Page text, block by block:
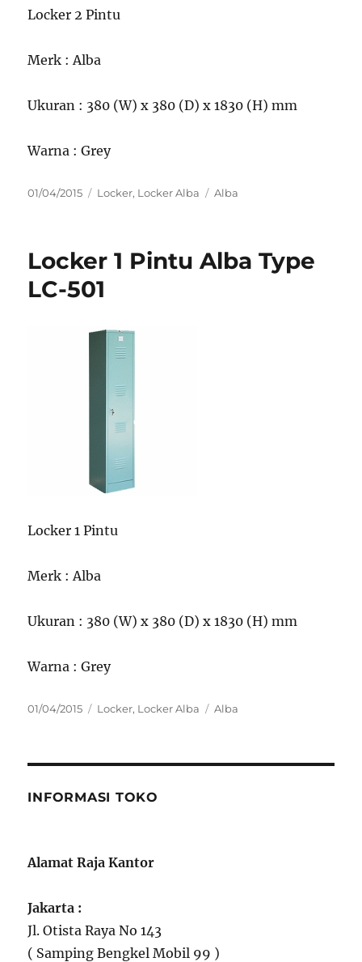
Locker 2 Pintu
Merk : Alba
Ukuran : 380 (W) x 380 (D) x 1830 (H) mm
Warna : Grey
Posted
01/04/2015 Categories
Locker, Locker Alba Tags
Alba
Locker 1 Pintu Alba Type
LC-501
Locker 1 Pintu
Merk : Alba
Ukuran : 380 (W) x 380 (D) x 1830 (H) mm
Warna : Grey
Posted
01/04/2015 Categories
Locker, Locker Alba Tags
Alba
INFORMASI TOKO
Alamat Raja Kantor
Jakarta :
Jl. Otista Raya No 143
( Samping Bengkel Mobil 99 )